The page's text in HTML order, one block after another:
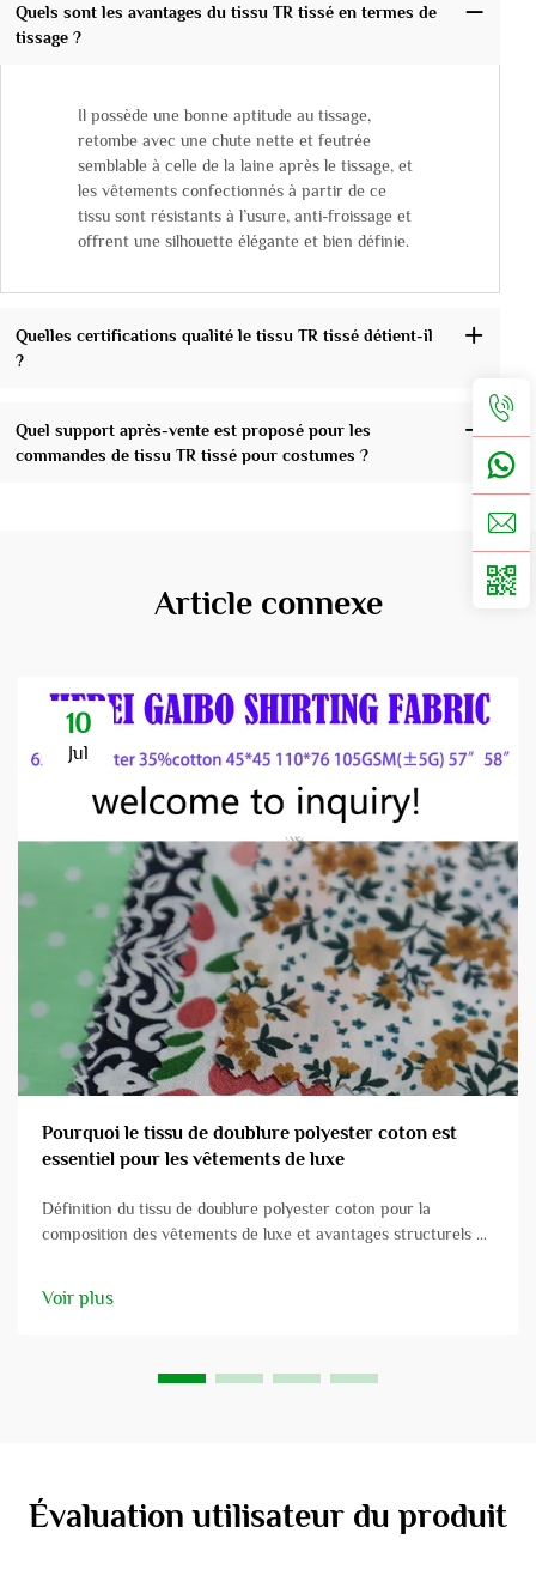
Quels sont les avantages du tissu TR tissé en termes de
tissage ?
Il possède une bonne aptitude au tissage,
retombe avec une chute nette et feutrée
semblable à celle de la laine après le tissage, et
les vêtements confectionnés à partir de ce
tissu sont résistants à l’usure, anti-froissage et
offrent une silhouette élégante et bien définie.
Quelles certifications qualité le tissu TR tissé détient-il
?
Quel support après-vente est proposé pour les
commandes de tissu TR tissé pour costumes ?
Article connexe
10
Jul
Pourquoi le tissu de doublure polyester coton est
essentiel pour les vêtements de luxe
Définition du tissu de doublure polyester coton pour la
composition des vêtements de luxe et avantages structurels Le
avantageuse qui améliore la solidité...
Voir plus
Évaluation utilisateur du produit